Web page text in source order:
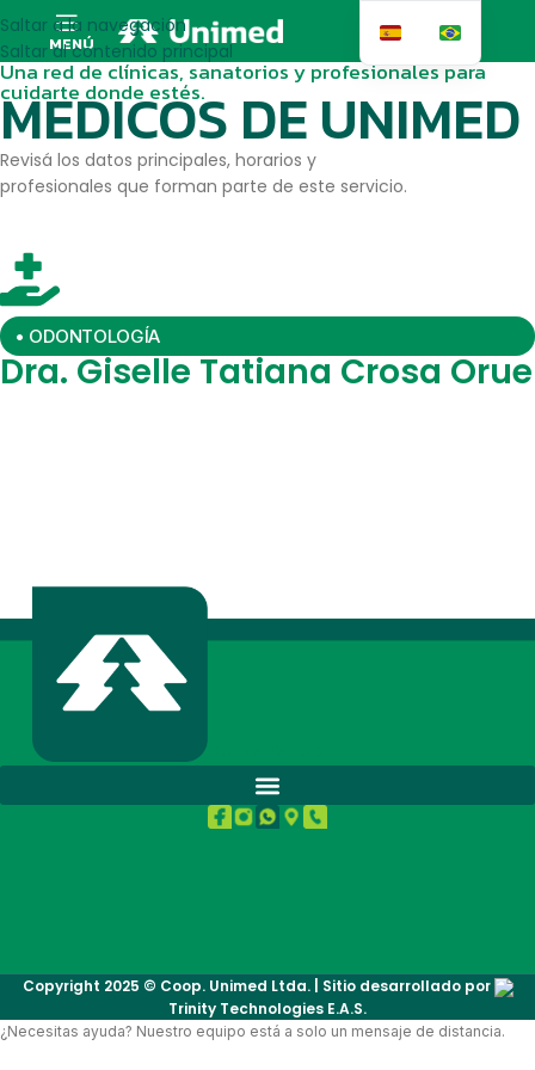
Saltar a la navegación
Saltar al contenido principal
MENÚ
Una red de clínicas, sanatorios y profesionales para
cuidarte donde estés.
MEDICOS DE UNIMED
Revisá los datos principales, horarios y
profesionales que forman parte de este servicio.
• ODONTOLOGÍA
Dra. Giselle Tatiana Crosa Orue
Copyright 2025 © Coop. Unimed Ltda. | Sitio desarrollado por
Trinity Technologies E.A.S.
¿Necesitas ayuda? Nuestro equipo está a solo un mensaje de distancia.